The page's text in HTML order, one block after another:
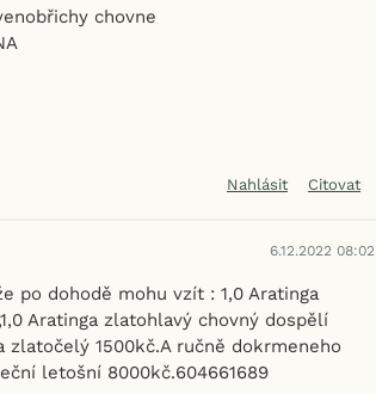
chovne
Nahlásit Citovat
6.12.2022 08:02
po dohodě mohu vzít : 1,0 Aratinga
Aratinga zlatohlavý chovný dospělí
zlatočelý 1500kč.A ručně dokrmeneho
letošní 8000kč.604661689